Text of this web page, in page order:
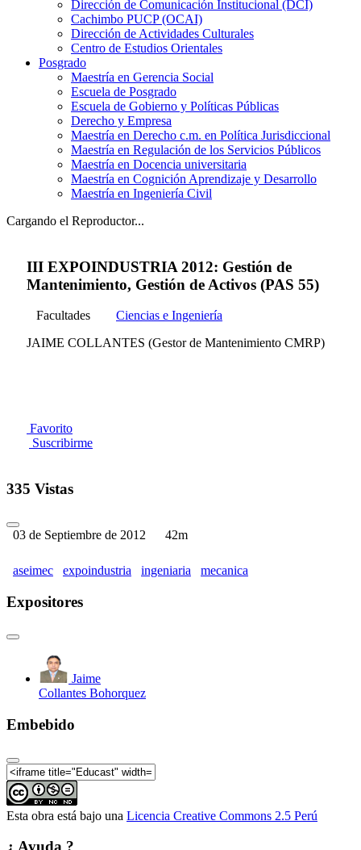
Dirección de Comunicación Institucional (DCI)
Cachimbo PUCP (OCAI)
Dirección de Actividades Culturales
Centro de Estudios Orientales
Posgrado
Maestría en Gerencia Social
Escuela de Posgrado
Escuela de Gobierno y Políticas Públicas
Derecho y Empresa
Maestría en Derecho c.m. en Política Jurisdiccional
Maestría en Regulación de los Servicios Públicos
Maestría en Docencia universitaria
Maestría en Cognición Aprendizaje y Desarrollo
Maestría en Ingeniería Civil
Cargando el Reproductor...
III EXPOINDUSTRIA 2012: Gestión de
Mantenimiento, Gestión de Activos (PAS 55)
Facultades
Ciencias e Ingeniería
JAIME COLLANTES (Gestor de Mantenimiento CMRP)
Favorito
Suscribirme
335 Vistas
03 de Septiembre de 2012 42m
aseimec expoindustria ingeniaria mecanica
Expositores
Jaime
Collantes Bohorquez
Embebido
Esta obra está bajo una Licencia Creative Commons 2.5 Perú